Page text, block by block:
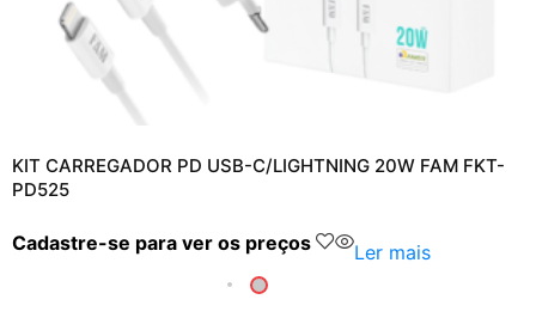
KIT CARREGADOR PD USB-C/LIGHTNING 20W FAM FKT-
PD525
Cadastre-se para ver os preços Ler mais